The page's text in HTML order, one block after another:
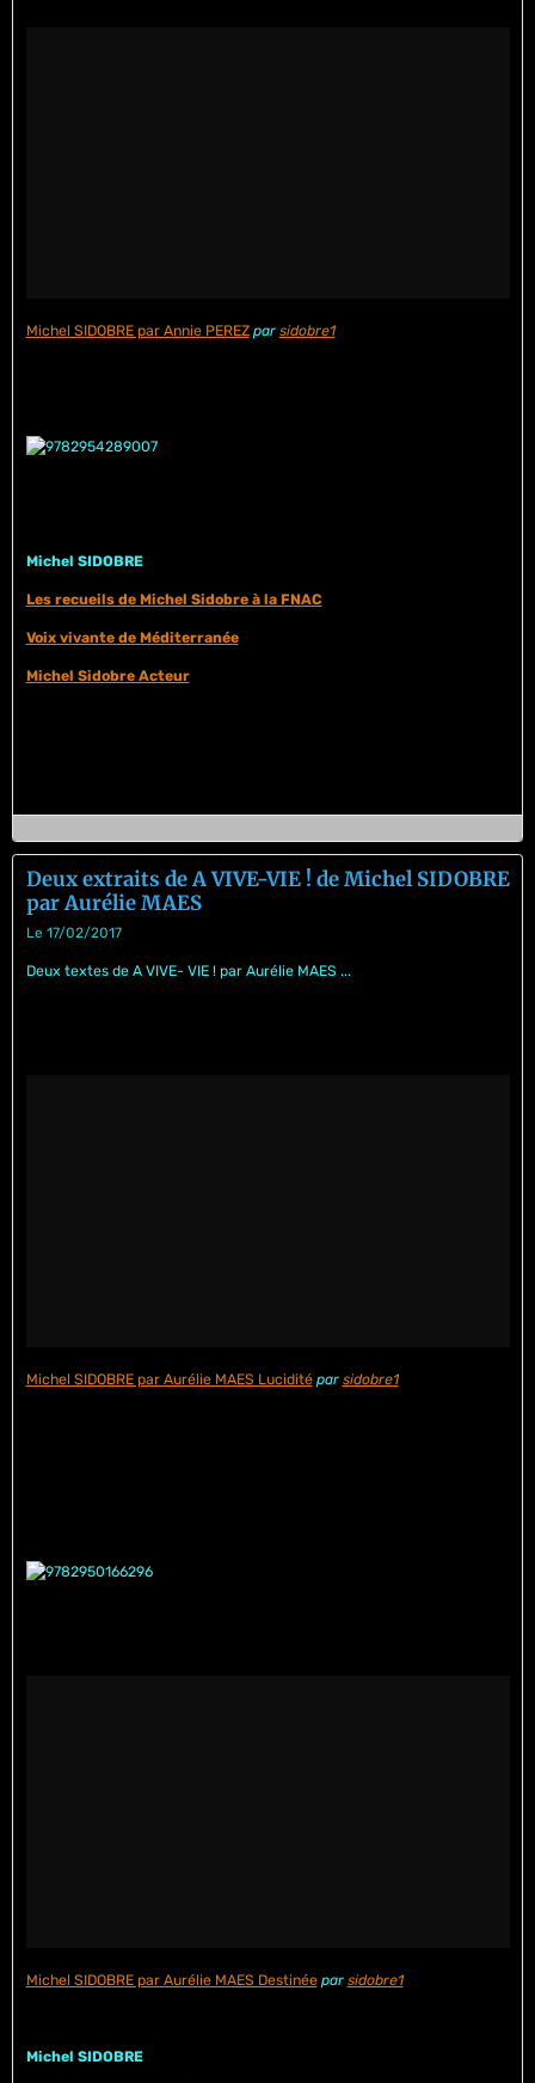
Michel SIDOBRE par Annie PEREZ par sidobre1
Michel SIDOBRE
Les recueils de Michel Sidobre à la FNAC
Voix vivante de Méditerranée
Michel Sidobre Acteur
Deux extraits de A VIVE-VIE ! de Michel SIDOBRE
par Aurélie MAES
Le 17/02/2017
Deux textes de A VIVE- VIE ! par Aurélie MAES ...
Michel SIDOBRE par Aurélie MAES Lucidité par sidobre1
Michel SIDOBRE par Aurélie MAES Destinée par sidobre1
Michel SIDOBRE